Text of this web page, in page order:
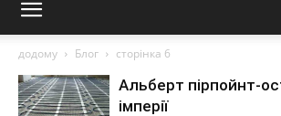
додому Блог сторінка 6
Альберт пірпойнт-
імперії